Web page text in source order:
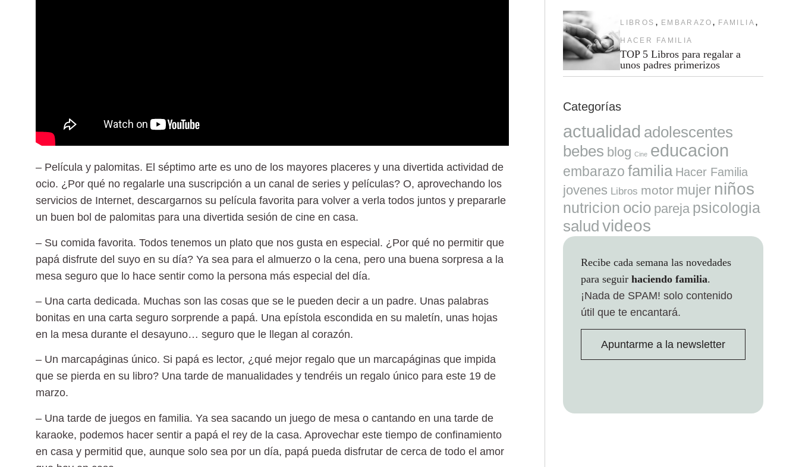
– Película y palomitas. El séptimo arte es uno de los mayores placeres y una divertida actividad de
ocio. ¿Por qué no regalarle una suscripción a un canal de series y películas? O, aprovechando los
servicios de Internet, descargarnos su película favorita para volver a verla todos juntos y prepararle
un buen bol de palomitas para una divertida sesión de cine en casa.
– Su comida favorita. Todos tenemos un plato que nos gusta en especial. ¿Por qué no permitir que
papá disfrute del suyo en su día? Ya sea para el almuerzo o la cena, pero una buena sorpresa a la
mesa seguro que lo hace sentir como la persona más especial del día.
– Una carta dedicada. Muchas son las cosas que se le pueden decir a un padre. Unas palabras
bonitas en una carta seguro sorprende a papá. Una epístola escondida en su maletín, unas hojas
en la mesa durante el desayuno… seguro que le llegan al corazón.
– Un marcapáginas único. Si papá es lector, ¿qué mejor regalo que un marcapáginas que impida
que se pierda en su libro? Una tarde de manualidades y tendréis un regalo único para este 19 de
marzo.
– Una tarde de juegos en familia. Ya sea sacando un juego de mesa o cantando en una tarde de
karaoke, podemos hacer sentir a papá el rey de la casa. Aprovechar este tiempo de confinamiento
en casa y permitid que, aunque solo sea por un día, papá pueda disfrutar de cerca de todo el amor
LIBROS , EMBARAZO , FAMILIA ,
HACER FAMILIA
TOP 5 Libros para regalar a
unos padres primerizos
Categorías
actualidad adolescentes
bebes blog Cine educacion
embarazo familia Hacer Familia
jovenes Libros motor mujer niños
nutricion ocio pareja psicologia
salud videos
Recibe cada semana las novedades
para seguir haciendo familia.
¡Nada de SPAM! solo contenido
útil que te encantará.
Apuntarme a la newsletter